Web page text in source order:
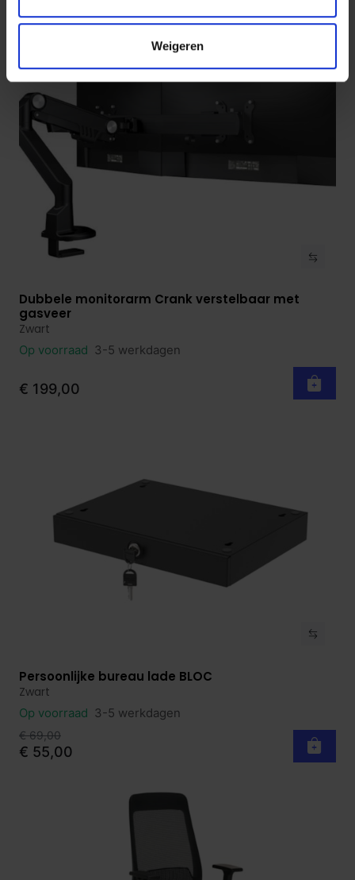
Weigeren
€ 66,50
Bekijk product
Dubbele monitorarm Crank verstelbaar met
gasveer
Zwart
Op voorraad 3-5 werkdagen
€ 199,00
Bekijk product
Persoonlijke bureau lade BLOC
Zwart
Op voorraad 3-5 werkdagen
€ 69,00
€ 55,00